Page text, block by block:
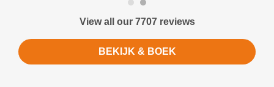
View all our 7707 reviews
BEKIJK & BOEK